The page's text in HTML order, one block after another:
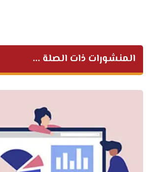
المنشورات ذات الصلة ...